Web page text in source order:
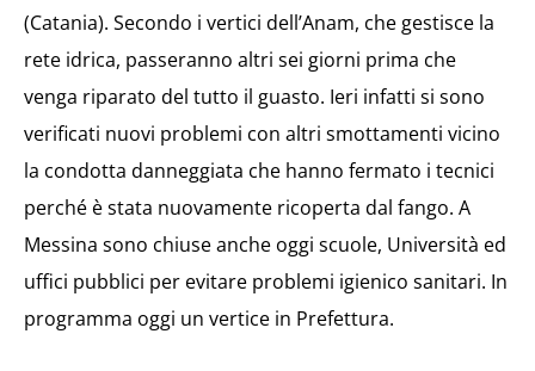
(Catania). Secondo i vertici dell’Anam, che gestisce la
rete idrica, passeranno altri sei giorni prima che
venga riparato del tutto il guasto. Ieri infatti si sono
verificati nuovi problemi con altri smottamenti vicino
la condotta danneggiata che hanno fermato i tecnici
perché è stata nuovamente ricoperta dal fango. A
Messina sono chiuse anche oggi scuole, Università ed
uffici pubblici per evitare problemi igienico sanitari. In
programma oggi un vertice in Prefettura.